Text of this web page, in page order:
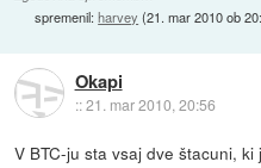
spremenil:harvey (21. mar 2010 ob
Okapi
::21. mar 2010, 20:56
V BTC-ju sta vsaj dve štacuni,